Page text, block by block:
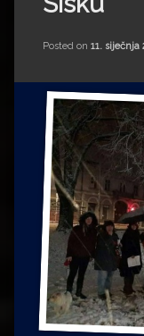
Impressum
Milenko Strižak
Drugi autori
Drugi autori
Matea Andrić
Ljiljana Lekanić-
Željko Krznarić
Mario Lovreković
Miroslav Šantek
Posted on 11. siječnja